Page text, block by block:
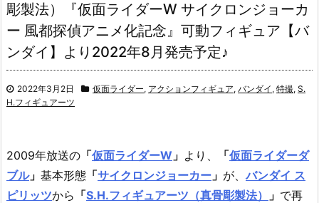
彫製法）『仮面ライダーW サイクロンジョーカ
ー 風都探偵アニメ化記念』可動フィギュア【バ
ンダイ】より2022年8月発売予定♪
2022年3月2日 仮面ライダー, アクションフィギュア, バンダイ , 特撮, S.
H.フィギュアーツ
2009年放送の 「仮面ライダーW 」 より、 「仮面ライダーダ
ブル」 基本形態 「サイクロンジョーカー 」 が、バンダイ ス
ピリッツから 「S.H.フィギュアーツ（真骨彫製法） 」 で再